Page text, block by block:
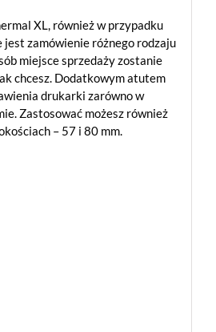
XL, również w przypadku
zamówienie różnego rodzaju
miejsce sprzedaży zostanie
chcesz. Dodatkowym atutem
drukarki zarówno w
Zastosować możesz również
– 57 i 80 mm.